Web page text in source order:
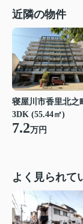
近隣の物件
寝屋川市香里北之町
3DK (55.44㎡)
7.2万円
よく見られて